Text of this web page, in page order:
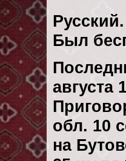
Был
августа
обл. 10
на